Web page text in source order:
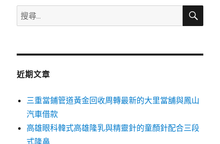
搜
尋
鍵
搜
近期文章
三重當鋪管道黃金回收周轉最新的大里當舖與鳳山
汽車借款
高雄眼科韓式高雄隆乳與精靈針的童顏針配合三段
式隆鼻